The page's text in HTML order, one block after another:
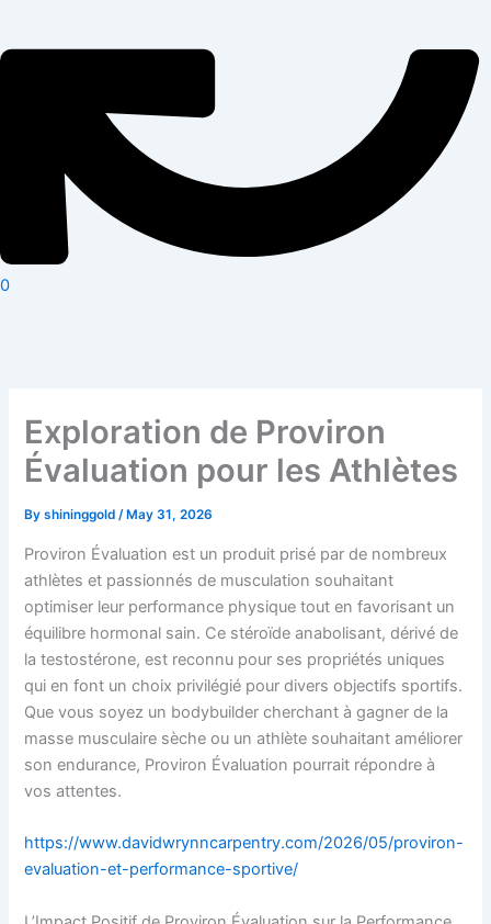
0
Exploration de Proviron
Évaluation pour les Athlètes
Byshininggold/ May 31, 2026
Proviron Évaluation est un produit prisé par de nombreux
athlètes et passionnés de musculation souhaitant
optimiser leur performance physique tout en favorisant un
équilibre hormonal sain. Ce stéroïde anabolisant, dérivé de
la testostérone, est reconnu pour ses propriétés uniques
qui en font un choix privilégié pour divers objectifs sportifs.
Que vous soyez un bodybuilder cherchant à gagner de la
masse musculaire sèche ou un athlète souhaitant améliorer
son endurance, Proviron Évaluation pourrait répondre à
vos attentes.
https://www.davidwrynncarpentry.com/2026/05/proviron-
evaluation-et-performance-sportive/